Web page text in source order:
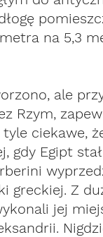
na 5,3
ale
Rzym,
ciekawe,
gdy Egipt
greckiej. Z
jej